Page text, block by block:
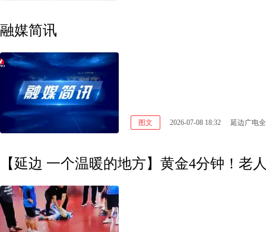
融媒简讯
图文 2026-07-08 18:32 延边广电
【延边 一个温暖的地方】黄金4分钟！老